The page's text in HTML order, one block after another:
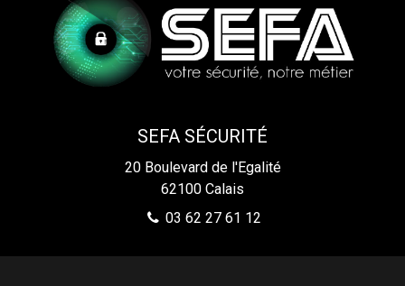
SEFA SÉCURITÉ
20 Boulevard de l'Egalité
62100 Calais
03 62 27 61 12